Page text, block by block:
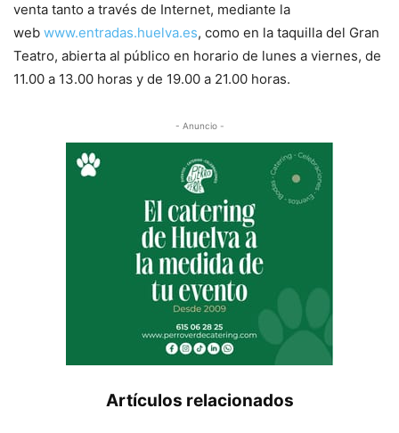
venta tanto a través de Internet, mediante la
web www.entradas.huelva.es, como en la taquilla del Gran
Teatro, abierta al público en horario de lunes a viernes, de
11.00 a 13.00 horas y de 19.00 a 21.00 horas.
- Anuncio -
Artículos relacionados